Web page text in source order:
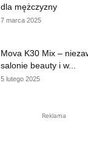
dla mężczyzny
7 marca 2025
Mova K30 Mix –
salonie beauty i w...
5 lutego 2025
Reklama